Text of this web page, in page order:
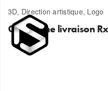
3D, Direction artistique, Logo
Campagne livraison